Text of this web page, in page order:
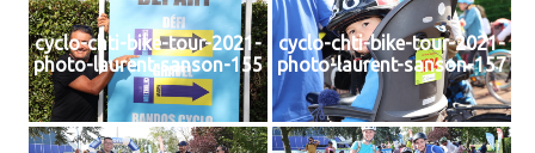
cyclo-chti-bike-tour-2021-
photo-laurent-sanson-155
cyclo-chti-bike-tour-2021-
photo-laurent-sanson-157